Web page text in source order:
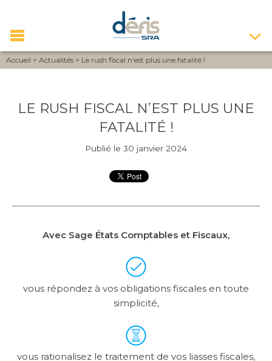
Accueil > Actualités > Le rush fiscal n’est plus une fatalité !
LE RUSH FISCAL N’EST PLUS UNE
FATALITÉ !
Publié le 30 janvier 2024
Avec Sage États Comptables et Fiscaux,
vous répondez à vos obligations fiscales en toute
simplicité,
vous rationalisez le traitement de vos liasses fiscales,